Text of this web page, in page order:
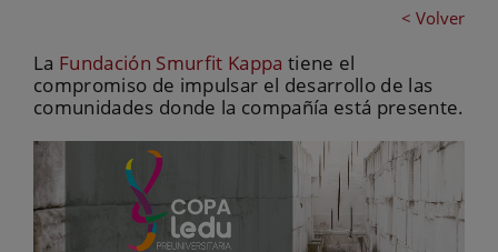
< Volver
La Fundación Smurfit Kappa tiene el
compromiso de impulsar el desarrollo de las
comunidades donde la compañía está presente.